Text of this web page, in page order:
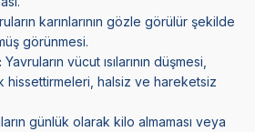
karınlarının gözle görülür şekilde
görünmesi.
Yavruların vücut ısılarının düşmesi,
hissettirmeleri, halsiz ve hareketsiz
günlük olarak kilo almaması veya